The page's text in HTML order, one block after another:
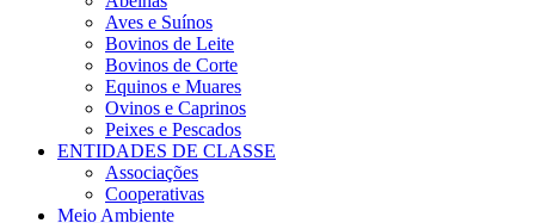
Aves e Suínos
Bovinos de Leite
Bovinos de Corte
Equinos e Muares
Ovinos e Caprinos
Peixes e Pescados
ENTIDADES DE CLASSE
Associações
Cooperativas
Meio Ambiente